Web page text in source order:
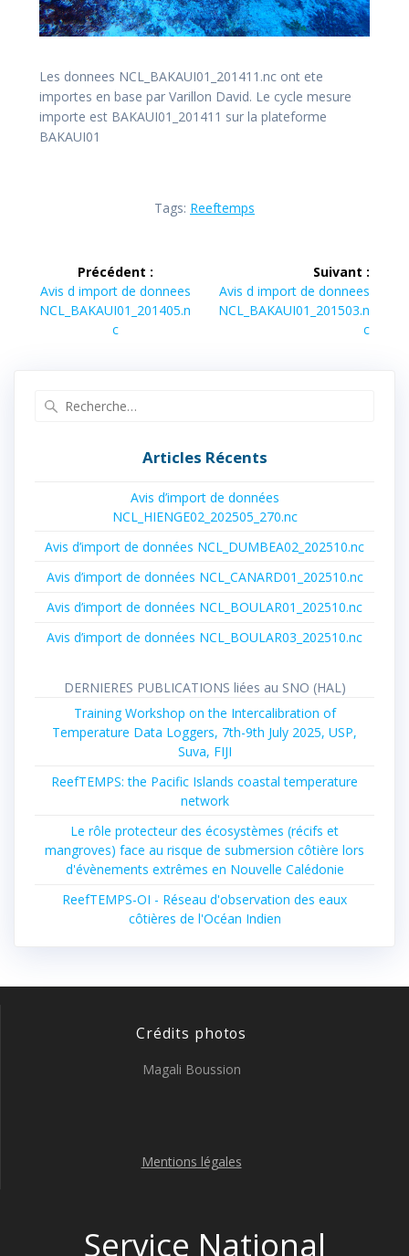
Les donnees NCL_BAKAUI01_201411.nc ont ete
importes en base par Varillon David. Le cycle mesure
importe est BAKAUI01_201411 sur la plateforme
BAKAUI01
Tags: Reeftemps
Navigation
de
l’article
Précédent :
Article
précédent :
Avis d import de donnees
NCL_BAKAUI01_201405.n
c
Suivant :
Article
suivant :
Avis d import de donnees
NCL_BAKAUI01_201503.n
c
Articles Récents
Avis d’import de données
NCL_HIENGE02_202505_270.nc
Avis d’import de données NCL_DUMBEA02_202510.nc
Avis d’import de données NCL_CANARD01_202510.nc
Avis d’import de données NCL_BOULAR01_202510.nc
Avis d’import de données NCL_BOULAR03_202510.nc
DERNIERES PUBLICATIONS liées au SNO (HAL)
Training Workshop on the Intercalibration of
Temperature Data Loggers, 7th-9th July 2025, USP,
Suva, FIJI
ReefTEMPS: the Pacific Islands coastal temperature
network
Le rôle protecteur des écosystèmes (récifs et
mangroves) face au risque de submersion côtière lors
d'évènements extrêmes en Nouvelle Calédonie
ReefTEMPS-OI - Réseau d'observation des eaux
côtières de l'Océan Indien
Crédits photos
Magali Boussion
Mentions légales
Service National